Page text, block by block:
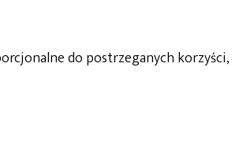
do postrzeganych korzyści,